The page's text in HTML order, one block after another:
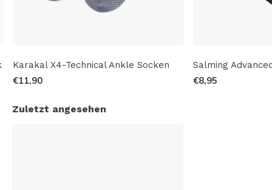
Karakal X4-Technical Ankle Socken
€11,90
Salming
€8,95
Zuletzt angesehen